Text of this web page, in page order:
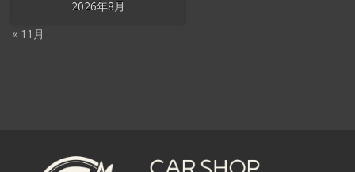
2026年8月
« 11月